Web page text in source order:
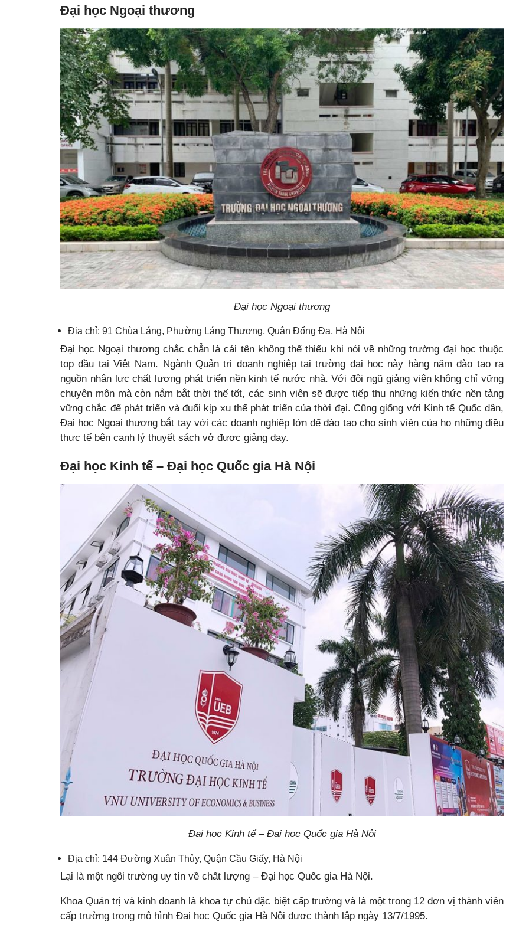
Đại học Ngoại thương
Đại học Ngoại thương
Địa chỉ: 91 Chùa Láng, Phường Láng Thượng, Quận Đống Đa, Hà Nội
Đại học Ngoại thương chắc chẳn là cái tên không thể thiếu khi nói về những trường đại học thuộc
top đầu tại Việt Nam. Ngành Quản trị doanh nghiệp tại trường đại học này hàng năm đào tạo ra
nguồn nhân lực chất lượng phát triển nền kinh tế nước nhà. Với đội ngũ giảng viên không chỉ vững
chuyên môn mà còn nắm bắt thời thế tốt, các sinh viên sẽ được tiếp thu những kiến thức nền tảng
vững chắc để phát triển và đuổi kịp xu thế phát triển của thời đại. Cũng giống với Kinh tế Quốc dân,
Đại học Ngoại thương bắt tay với các doanh nghiệp lớn để đào tạo cho sinh viên của họ những điều
thực tế bên cạnh lý thuyết sách vở được giảng dạy.
Đại học Kinh tế – Đại học Quốc gia Hà Nội
Đại học Kinh tế – Đại học Quốc gia Hà Nội
Địa chỉ: 144 Đường Xuân Thủy, Quận Cầu Giấy, Hà Nội
Lại là một ngôi trường uy tín về chất lượng – Đại học Quốc gia Hà Nội.
Khoa Quản trị và kinh doanh là khoa tự chủ đặc biệt cấp trường và là một trong 12 đơn vị thành viên
cấp trường trong mô hình Đại học Quốc gia Hà Nội được thành lập ngày 13/7/1995.